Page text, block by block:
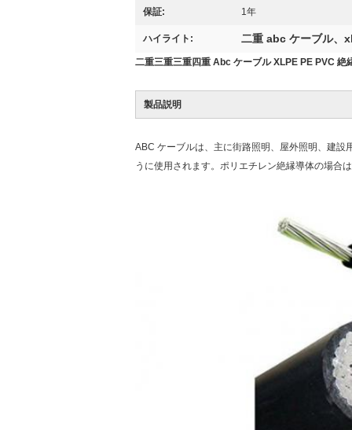
保証: 1年
ハイライト: 二重 abc ケーブル、
二重三重三重四重 Abc ケーブル XLPE PE PVC 絶
製品説明
ABC ケーブルは、主に街路照明、屋外照明、建
うに使用されます。ポリエチレン絶縁導体の場